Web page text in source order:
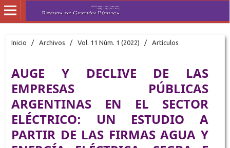
Inicio / Archivos / Vol. 11 Núm. 1 (2022) / Artículos
AUGE Y DECLIVE DE LAS
EMPRESAS PÚBLICAS
ARGENTINAS EN EL SECTOR
ELÉCTRICO: UN ESTUDIO A
PARTIR DE LAS FIRMAS AGUA Y